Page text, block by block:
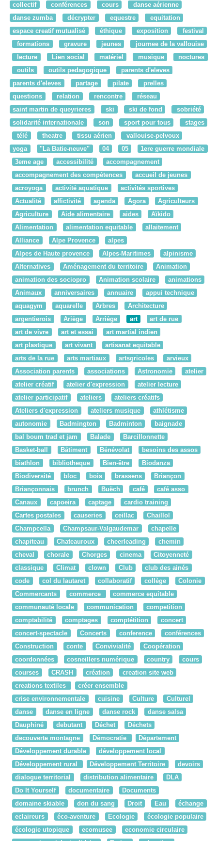
collectif
conférences cours
danse aérienne
danse zumba
décrypter equestre
equitation
espace creatif mutualisé
éthique exposition
festival
formations
gravure jeunes
journee de la vallouise
lecture
Lien social matériel musique
noctures
outils
outils pedagogique
parents d'eleves
parents d'eleves
partage pilate
prelles
questions
relation rencontre
réseau
saint martin de queyrieres
ski ski de fond
sobriété
solidarité internationale
son sport pour tous
stages
télé
theatre tissu aérien
vallouise-pelvoux
yoga
"La Batie-neuve" 04 05
1ere guerre mondiale
3eme age
accessibilité
accompagnement
accompagnement des compétences
accueil de jeunes
acroyoga
activité aquatique
activités sportives
Actualité
affictivité agenda Agora
Agriculteurs
Agriculture
Aide alimentaire aides
Aïkido
Alimentation
alimentation equitable
allaitement
Alliance
Alpe Provence
alpes
Alpes de Haute provence
Alpes-Maritimes
alpinisme
Alternatives
Aménagement du territoire
Animation
animation des sociopro
Animation scolaire
animations
Animaux
anniversaires annuaire
appui technique
aquagym
aquarelle Arbres
Architecture
argentierois
Ariège Arriège art
art de rue
art de vivre
art et essai
art martial indien
art plastique
art vivant
artisanat equitable
arts de la rue
arts martiaux artsgricoles
arvieux
Association parents
associations Astronomie
atelier
atelier créatif
atelier d'expression
atelier lecture
atelier participatif
ateliers
ateliers créatifs
Ateliers d'expression
ateliers musique
athlétisme
autonomie
Badmington Badminton
baignade
bal boum trad et jam
Balade
Barcillonnette
Basket-ball
Bâtiment Bénévolat
besoins des assos
biathlon
bibliotheque Bien-être
Biodanza
Biodiversité
bloc bois brassens
Briançon
Briançonnais
brunch Buëch café
café asso
Canaux
capoeira captage
cardio training
Cartes postales
causeries ceillac
Chaillol
Champcella
Champsaur-Valgaudemar
chapelle
chapiteau
Chateauroux cheerleading
chemin
cheval
chorale Chorges cinema
Citoyenneté
classique
Climat clown Club
club des ainés
code
col du lautaret collaboratif collège
Colonie
Commercants
commerce
commerce equitable
communauté locale
communication
competition
comptabilité
comptages comptétition
concert
concert-spectacle
Concerts conference
conférences
Construction
conte Convivialité
Coopération
coordonnées
cosneillers numérique country
cours
courses
CRASH création
creation site web
creations textiles
créer ensemble
crise environnementale
cuisine Culture
Culturel
danse
danse en ligne danse rock
danse salsa
Dauphiné
debutant Déchet
Déchets
decouverte montagne
Démocratie
Département
Développement durable
développement local
Développement rural
Développement Territoire
devoirs
dialogue territorial
distribution alimentaire
DLA
Do It Yourself
documentaire
Documents
domaine skiable
don du sang Droit Eau
échange
eclaireurs
éco-aventure Ecologie
écologie populaire
écologie utopique
ecomusee
economie circulaire